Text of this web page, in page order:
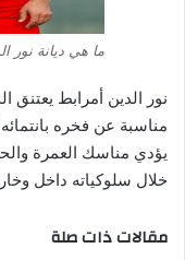
ما هي ديانة نور
نور الدين أمرابط يعتنق
مناسبة عن فخره
يؤدي مناسك العمرة
خلال سلوكياته داخل
مقالات ذات صلة